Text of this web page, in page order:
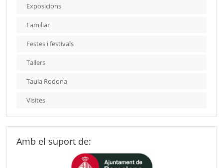
Exposicions
Familiar
Festes i festivals
Tallers
Taula Rodona
Visites
Amb el suport de: